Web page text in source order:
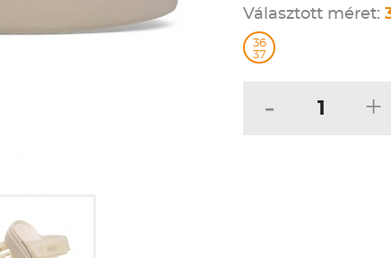
Választott méret:
36
37
- +